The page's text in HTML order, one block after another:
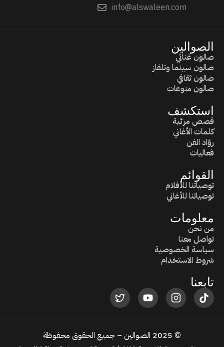
info@alswaleen.com
الصوالين
صالون غنائي
صالون سينما وتلفاز
صالون ثقافي
صالون منوعات
استكشف
قصص مرئية
كلمات الأغاني
روّاد الفن
فعاليات
القوائم
توصياتنا للأفلام
توصياتنا للأغاني
معلومات
من نحن
تواصل معنا
سياسة الخصوصية
شروط الاستخدام
تابعنا
© 2025 الصوالين – جميع الحقوق محفوظة